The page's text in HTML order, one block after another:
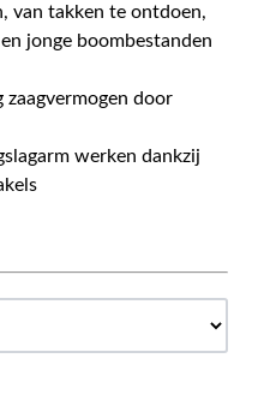
van takken te ontdoen,
jonge boombestanden
zaagvermogen door
werken dankzij